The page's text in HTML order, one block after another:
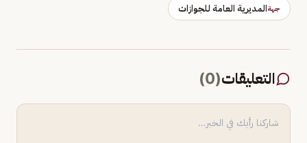
جهةالمديرية العامة للجوازات
التعليقات(
0
)